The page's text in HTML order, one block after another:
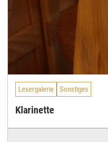
Lesergalerie Sonstiges
Klarinette